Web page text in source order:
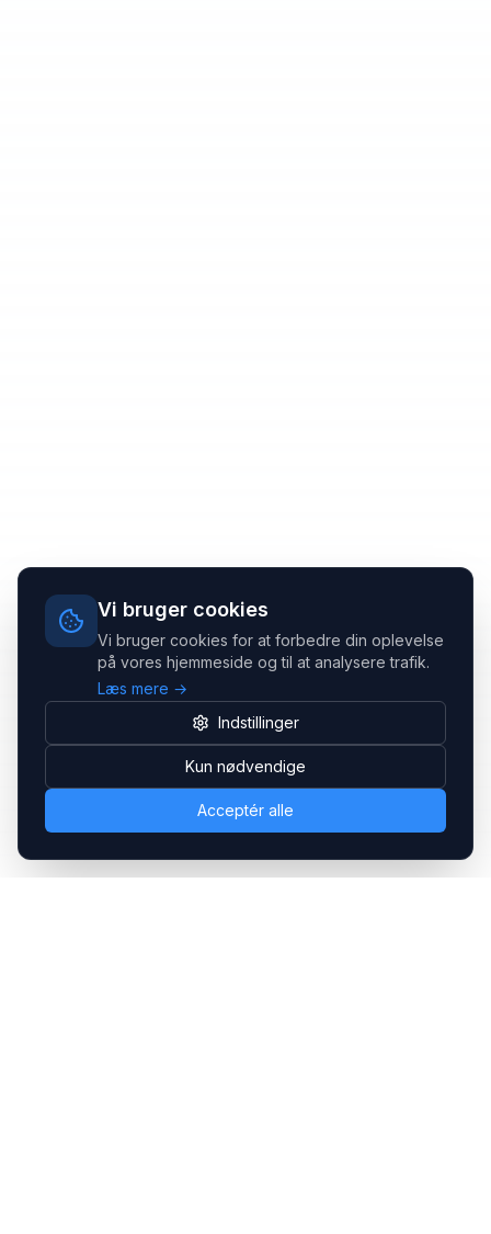
Vi bruger cookies
Vi bruger cookies for at forbedre din oplevelse
på vores hjemmeside og til at analysere trafik.
Læs mere →
Indstillinger
Kun nødvendige
Acceptér alle